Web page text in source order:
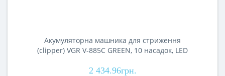
Акумуляторна машника для стриження
(clipper) VGR V-885C GREEN, 10 насадок, LED
2 434.96грн.